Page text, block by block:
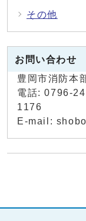
その他
お問い合わせ
豊岡市消防本
電話: 0796-
1176
E-mail: